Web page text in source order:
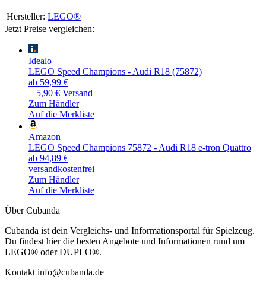
Hersteller: LEGO®
Jetzt Preise vergleichen:
Idealo
LEGO Speed Champions - Audi R18 (75872)
ab 59,99 €
+ 5,90 € Versand
Zum Händler
Auf die Merkliste
Amazon
LEGO Speed Champions 75872 - Audi R18 e-tron Quattro
ab 94,89 €
versandkostenfrei
Zum Händler
Auf die Merkliste
Über Cubanda
Cubanda ist dein Vergleichs- und Informationsportal für Spielzeug.
Du findest hier die besten Angebote und Informationen rund um
LEGO® oder DUPLO®.
Kontakt info@cubanda.de